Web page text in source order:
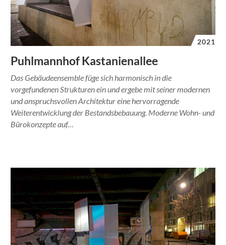
2021
Puhlmannhof Kastanienallee
Das Gebäudeensemble füge sich harmonisch in die
vorgefundenen Strukturen ein und ergebe mit seiner modernen
und anspruchsvollen Architektur eine hervorragende
Weiterentwicklung der Bestandsbebauung. Moderne Wohn- und
Bürokonzepte auf…